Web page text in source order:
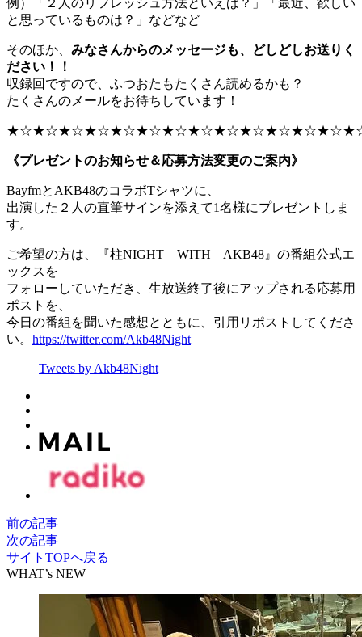
例）「２人のリフレッシュ方法といえば？」「最近、欲しい
と思っているものは？」などなど
そのほか、 みなさんからのメッセージも、どしどしお送りく
ださい！！
収録回ですので、ふつおたもたくさん読めるかも？
たくさんのメールをお待ちしています！
《プレゼントのお知らせ＆応募方法変更のご案内》
BayfmとAKB48のコラボTシャツに、
出演した２人の直筆サインを添えて1名様にプレゼントしま
す。
ご希望の方は、『柱NIGHT WITH AKB48』の番組公式エ
ックスを
フォローしていただき、生放送終了後にアップされる応募用
ポストを、
今日の番組を聞いた感想とともに、引用リポストしてくださ
い。 https://twitter.com/Akb48Night
Tweets by Akb48Night
前の記事
次の記事
サイトTOPへ戻る
WHAT’s NEW